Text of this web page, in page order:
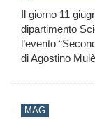
Il giorno 11
dipartimento
l’evento
di Agostino
MAG